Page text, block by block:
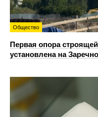
Общество
Первая опора
установлена на